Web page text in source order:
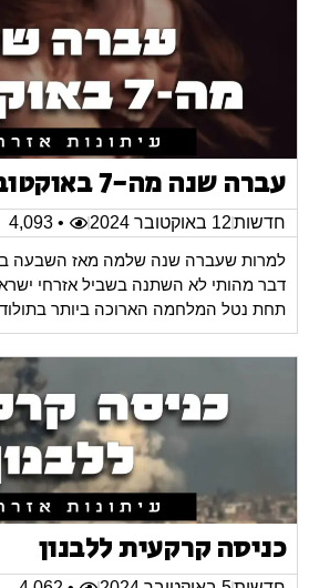
עברה שנה מה-7 באוקטובר
חדשות12 באוקטובר 2024
• 4,093
דבר מהותי לא השתנה בשביל אזרחי
תחת נטל המלחמה הארוכה ביותר
כניסה קרקעית ללבנון